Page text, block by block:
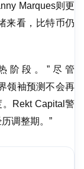
Marques则更
来看，比特币仍
阶段。”尽管
领袖预测不会再
Rekt Capital警
调整期。”